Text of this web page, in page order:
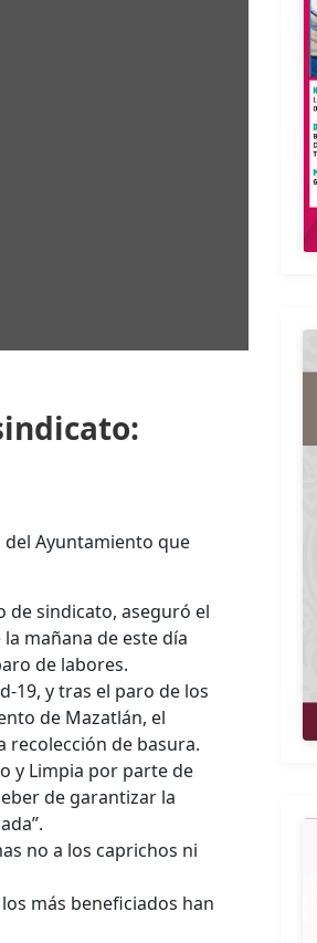
del Ayuntamiento que
de sindicato, aseguró el
mañana de este día
de labores.
19, y tras el paro de los
de Mazatlán, el
recolección de basura.
y Limpia por parte de
de garantizar la
no a los caprichos ni
más beneficiados han